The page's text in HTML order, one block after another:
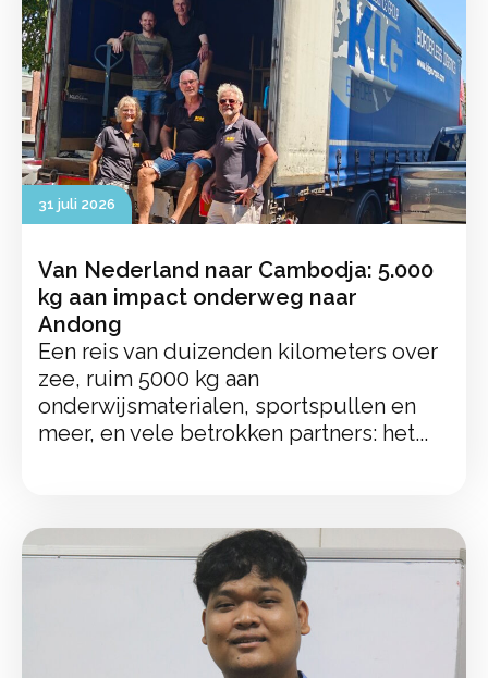
31 juli 2026
Van Nederland naar Cambodja: 5.000
kg aan impact onderweg naar
Andong
Een reis van duizenden kilometers over
zee, ruim 5000 kg aan
onderwijsmaterialen, sportspullen en
meer, en vele betrokken partners: het...